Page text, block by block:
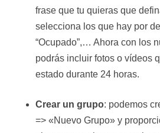
frase que tu quieras que
selecciona los que hay por
“Ocupado”,… Ahora con los
podrás incluir fotos o vídeos
estado durante 24 horas.
Crear un grupo: podemos
=> «Nuevo Grupo» y